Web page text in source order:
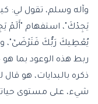
وآله وسلم، تقول لي:
يَجِدْكَ"، استفهام "أَلَمْ
يُعْطِيكَ رَبُّكَ فَتَرْضَىٰٓ"،
ربط هذه الوعود بما
ذكره بالبدايات، هو
شيء، على مستوى